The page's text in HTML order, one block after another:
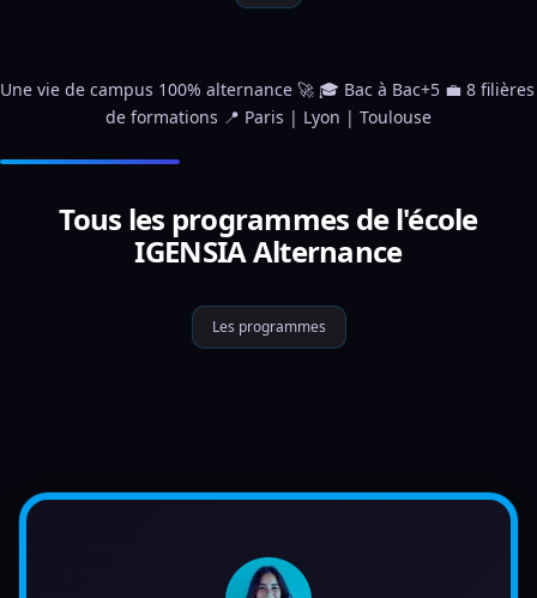
Une vie de campus 100% alternance 🚀 🎓 Bac à Bac+5 💼 8 filières
de formations 📍 Paris | Lyon | Toulouse
Tous les programmes de l'école
IGENSIA Alternance
Les programmes